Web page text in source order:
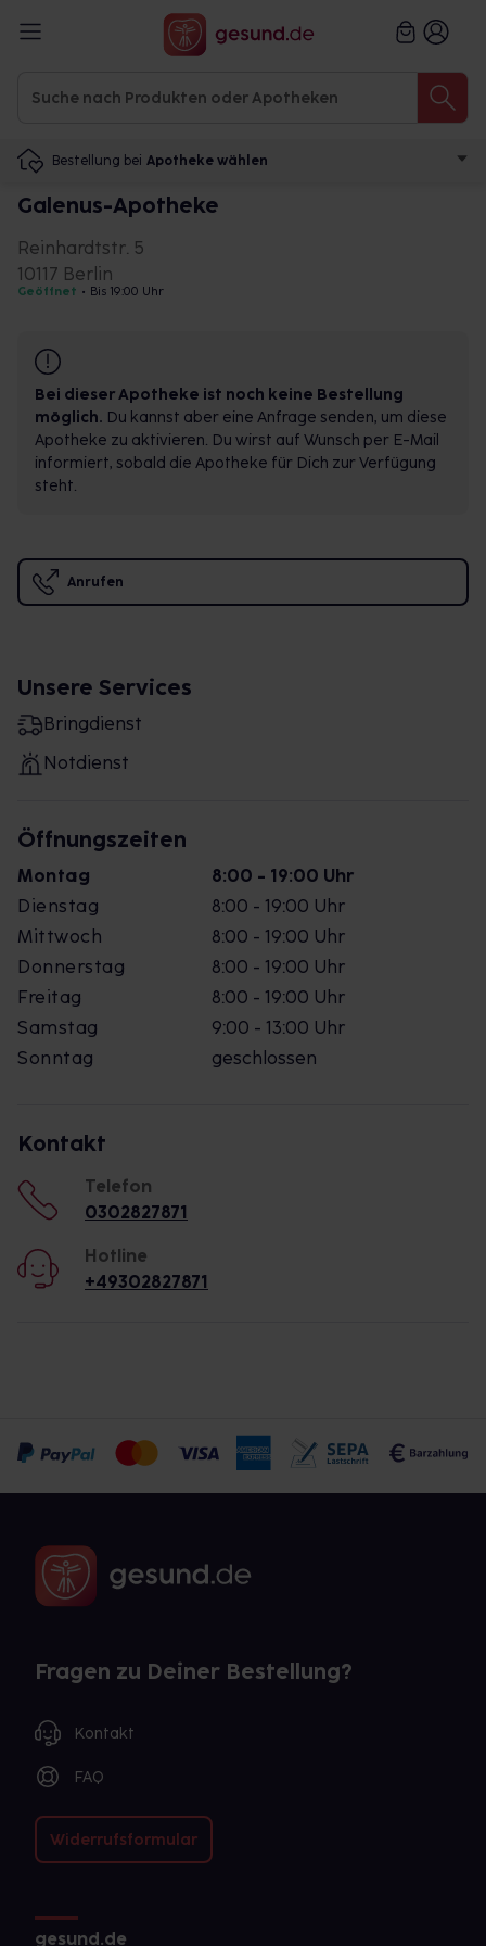
Bestellung bei Apotheke wählen
Galenus-Apotheke
Reinhardtstr. 5
10117 Berlin
Geöffnet • Bis 19:00 Uhr
Bei dieser Apotheke ist noch keine Bestellung
möglich. Du kannst aber eine Anfrage senden, um diese
Apotheke zu aktivieren. Du wirst auf Wunsch per E-Mail
informiert, sobald die Apotheke für Dich zur Verfügung
steht.
Anrufen
Unsere Services
Bringdienst
Notdienst
Öffnungszeiten
Montag
8:00 - 19:00 Uhr
Dienstag
8:00 - 19:00 Uhr
Mittwoch
8:00 - 19:00 Uhr
Donnerstag
8:00 - 19:00 Uhr
Freitag
8:00 - 19:00 Uhr
Samstag
9:00 - 13:00 Uhr
Sonntag
geschlossen
Kontakt
Telefon
0302827871
Hotline
+49302827871
Fragen zu Deiner Bestellung?
Kontakt
FAQ
Widerrufsformular
gesund.de